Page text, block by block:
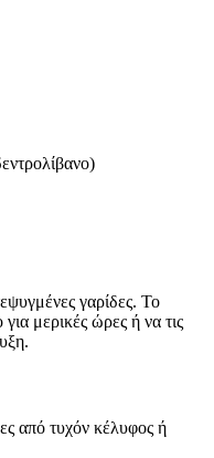
γαρίδες. Το
μερικές ώρες ή να τις
από τυχόν κέλυφος ή